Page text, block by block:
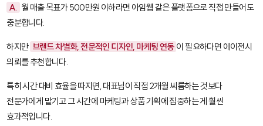
A. 월 매출 목표가 500만원 이하라면 아임웹 같은 플랫폼으로 직접 만들어도
충분합니다.
하지만 브랜드 차별화, 전문적인 디자인, 마케팅 연동 이 필요하다면 에이전시
의뢰를 추천합니다.
특히 시간 대비 효율을 따지면, 대표님이 직접 2개월 씨름하는 것보다
전문가에게 맡기고 그 시간에 마케팅과 상품 기획에 집중하는 게 훨씬
효과적입니다.